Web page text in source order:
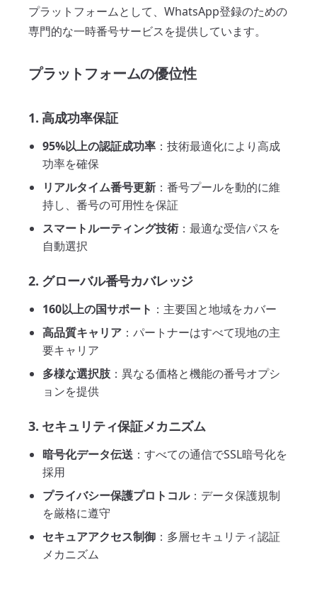
プラットフォームとして、WhatsApp登録のための
専門的な一時番号サービスを提供しています。
プラットフォームの優位性
1. 高成功率保証
95%以上の認証成功率 ：技術最適化により高成
功率を確保
リアルタイム番号更新 ：番号プールを動的に維
持し、番号の可用性を保証
スマートルーティング技術 ：最適な受信パスを
自動選択
2. グローバル番号カバレッジ
160以上の国サポート ：主要国と地域をカバー
高品質キャリア ：パートナーはすべて現地の主
要キャリア
多様な選択肢 ：異なる価格と機能の番号オプシ
ョンを提供
3. セキュリティ保証メカニズム
暗号化データ伝送 ：すべての通信でSSL暗号化を
採用
プライバシー保護プロトコル：データ保護規制
を厳格に遵守
セキュアアクセス制御 ：多層セキュリティ認証
メカニズム